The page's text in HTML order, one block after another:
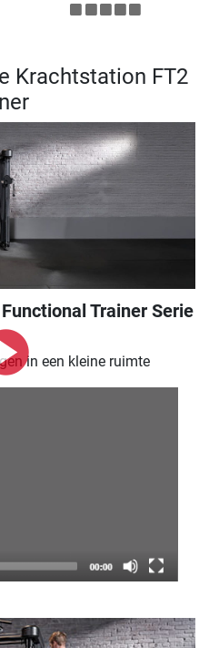
Krachtstation FT2
Trainer Serie
in een kleine ruimte